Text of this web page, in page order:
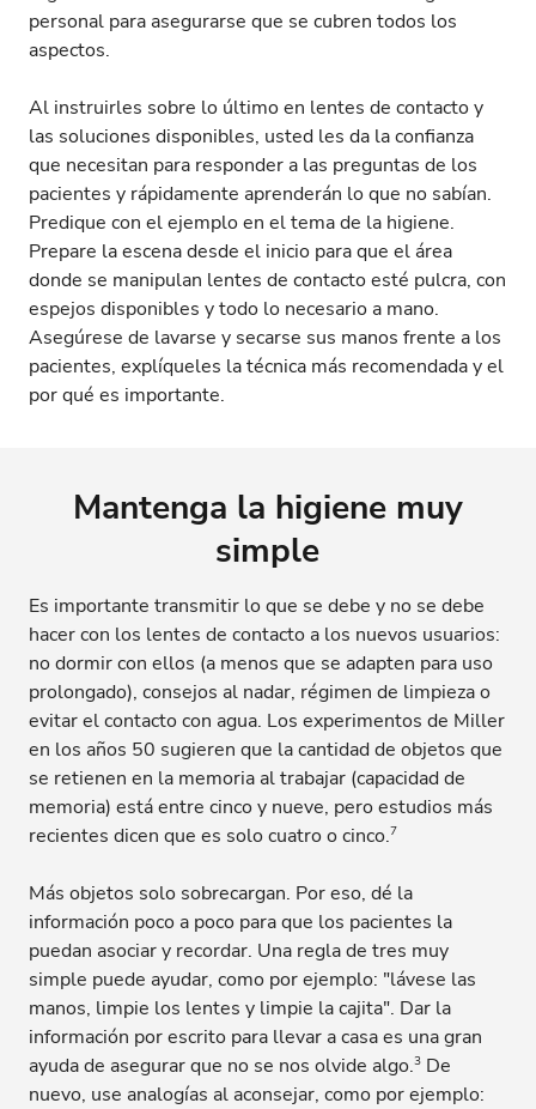
personal para asegurarse que se cubren todos los
aspectos.
Al instruirles sobre lo último en lentes de contacto y
las soluciones disponibles, usted les da la confianza
que necesitan para responder a las preguntas de los
pacientes y rápidamente aprenderán lo que no sabían.
Predique con el ejemplo en el tema de la higiene.
Prepare la escena desde el inicio para que el área
donde se manipulan lentes de contacto esté pulcra, con
espejos disponibles y todo lo necesario a mano.
Asegúrese de lavarse y secarse sus manos frente a los
pacientes, explíqueles la técnica más recomendada y el
por qué es importante.
Mantenga la higiene muy
simple
Es importante transmitir lo que se debe y no se debe
hacer con los lentes de contacto a los nuevos usuarios:
no dormir con ellos (a menos que se adapten para uso
prolongado), consejos al nadar, régimen de limpieza o
evitar el contacto con agua. Los experimentos de Miller
en los años 50 sugieren que la cantidad de objetos que
se retienen en la memoria al trabajar (capacidad de
memoria) está entre cinco y nueve, pero estudios más
recientes dicen que es solo cuatro o cinco.7
Más objetos solo sobrecargan. Por eso, dé la
información poco a poco para que los pacientes la
puedan asociar y recordar. Una regla de tres muy
simple puede ayudar, como por ejemplo: "lávese las
manos, limpie los lentes y limpie la cajita". Dar la
información por escrito para llevar a casa es una gran
ayuda de asegurar que no se nos olvide algo.3 De
nuevo, use analogías al aconsejar, como por ejemplo: